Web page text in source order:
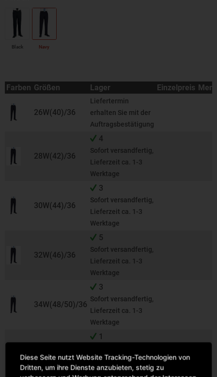
Black Navy
Farben Größen Lager Einzelpreis
26W(40)/36
Liefertermin
erhalten Sie mit der
Auftragsbestätigung
28W(42)/36
4
Sofort versandfertig,
Lieferzeit ca. 1-3
Werktage
30W(44)/36
3
Sofort versandfertig,
Lieferzeit ca. 1-3
Werktage
32W(46)/36
5
Sofort versandfertig,
Lieferzeit ca. 1-3
Werktage
34W(48/50)/36
3
Sofort versandfertig,
Lieferzeit ca. 1-3
Werktage
36W(50/52)/36
1
Lieferzeit ca. 1-3
Werktage
Diese Seite nutzt Website Tracking-Technologien von
Dritten, um ihre Dienste anzubieten, stetig zu